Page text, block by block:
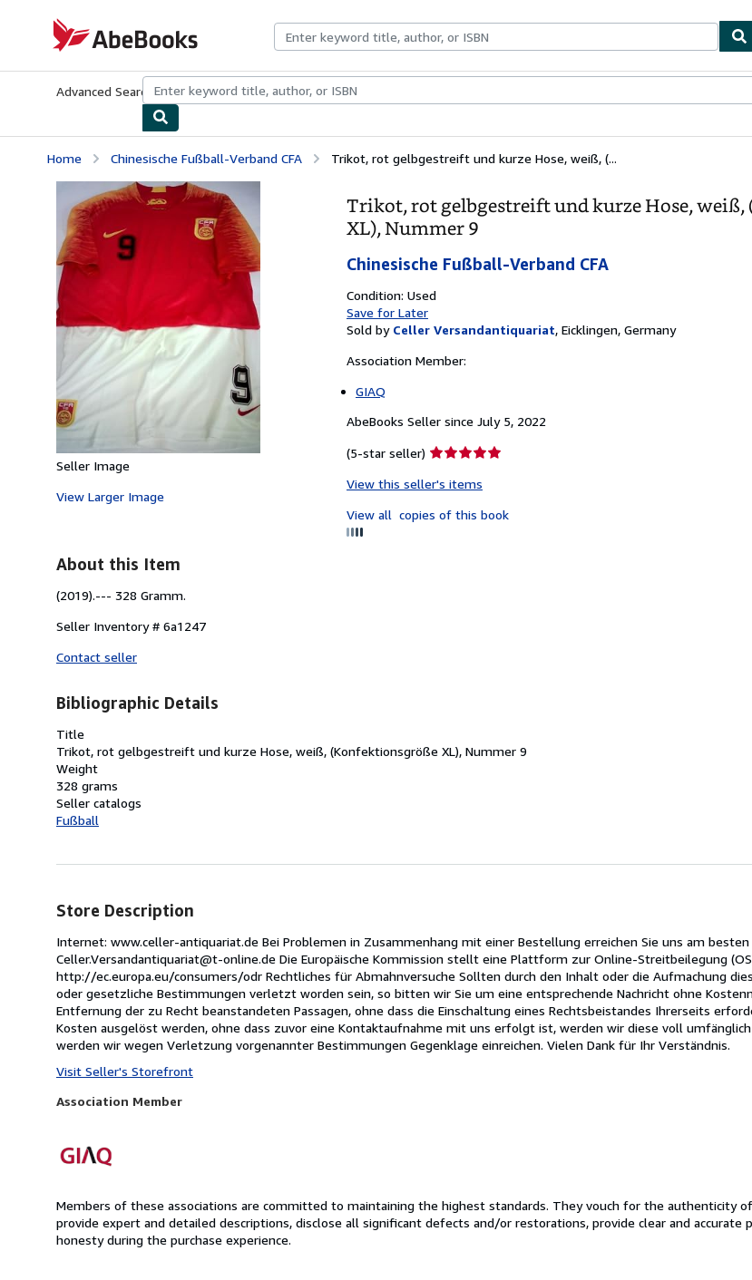
AbeBooks.com
Advanced Search Browse CollectionsRare BooksArt & Collectibles
Home Chinesische Fußball-Verband CFA Trikot, rot gelbgestreift und kurze Hose, weiß, (...
Seller Image
View Larger Image
Trikot, rot gelbgestreift und kurze Hose,
XL), Nummer 9
Chinesische Fußball-Verband CFA
Condition: Used
Save for Later
Sold by Celler Versandantiquariat, Eicklingen, Germany
Association Member:
GIAQ
AbeBooks Seller since July 5, 2022
(5-star seller) Seller
5
of
View this seller's items
View all copies of this book
About this Item
(2019).--- 328 Gramm.
Seller Inventory # 6a1247
Contact seller
Bibliographic Details
Title
Trikot, rot gelbgestreift und kurze Hose, weiß, (Konfektionsgröße XL), Nummer 9
Weight
328 grams
Seller catalogs
Fußball
Store Description
Internet: www.celler-antiquariat.de Bei Problemen in Zusammenhang mit einer Bestellung erreichen Sie uns am besten
Celler.Versandantiquariat@t-online.de Die Europäische Kommission stellt eine Plattform zur Online-Streitbeilegung
http://ec.europa.eu/consumers/odr Rechtliches für Abmahnversuche Sollten durch den Inhalt oder die Aufmachung
oder gesetzliche Bestimmungen verletzt worden sein, so bitten wir Sie um eine entsprechende Nachricht ohne
Entfernung der zu Recht beanstandeten Passagen, ohne dass die Einschaltung eines Rechtsbeistandes Ihrerseits
Kosten ausgelöst werden, ohne dass zuvor eine Kontaktaufnahme mit uns erfolgt ist, werden wir diese voll
werden wir wegen Verletzung vorgenannter Bestimmungen Gegenklage einreichen. Vielen Dank für Ihr Verständnis.
Visit Seller's Storefront
Association Member
Members of these associations are committed to maintaining the highest standards. They vouch for the authenticity
provide expert and detailed descriptions, disclose all significant defects and/or restorations, provide clear and accurate
honesty during the purchase experience.